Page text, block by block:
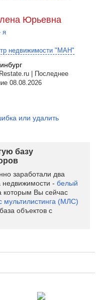
Юрьевна
я
недвижимости "МАН"
| Последнее
08.08.2026
или удалить
базу
заработали два
недвижимости - белый
которым Вы сейчас
мультилистинга (МЛС)
объектов с